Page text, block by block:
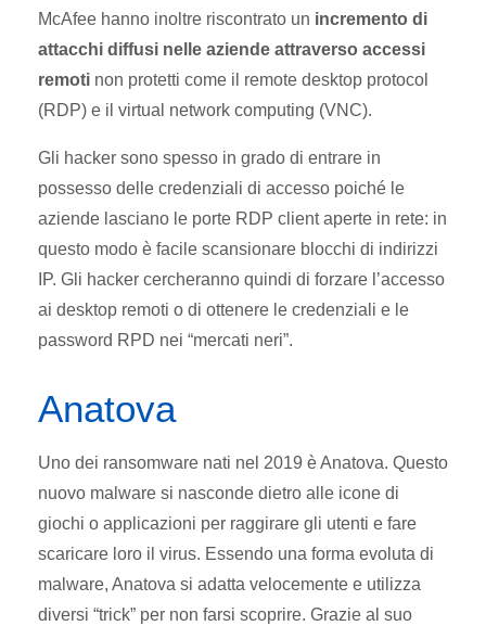
McAfee hanno inoltre riscontrato un incremento di
attacchi diffusi nelle aziende attraverso accessi
remoti non protetti come il remote desktop protocol
(RDP) e il virtual network computing (VNC).
Gli hacker sono spesso in grado di entrare in
possesso delle credenziali di accesso poiché le
aziende lasciano le porte RDP client aperte in rete: in
questo modo è facile scansionare blocchi di indirizzi
IP. Gli hacker cercheranno quindi di forzare l’accesso
ai desktop remoti o di ottenere le credenziali e le
password RPD nei “mercati neri”.
Anatova
Uno dei ransomware nati nel 2019 è Anatova. Questo
nuovo malware si nasconde dietro alle icone di
giochi o applicazioni per raggirare gli utenti e fare
scaricare loro il virus. Essendo una forma evoluta di
malware, Anatova si adatta velocemente e utilizza
diversi “trick” per non farsi scoprire. Grazie al suo